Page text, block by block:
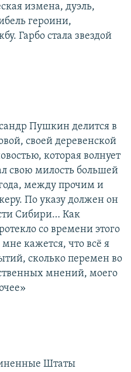
измена, дуэль,
героини,
Гарбо стала звездой
Пушкин делится в
своей деревенской
которая волнует
свою милость большей
между прочим и
По указу должен он
Сибири… Как
со времени этого
кажется, что всё я
сколько перемен во
мнений, моего
Штаты